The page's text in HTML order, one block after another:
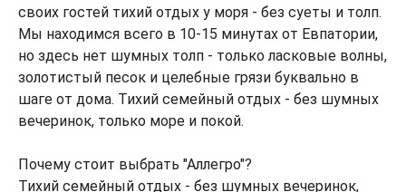
своих гостей тихий отдых у моря - без суеты и толп.
Мы находимся всего в 10-15 минутах от Евпатории,
но здесь нет шумных толп - только ласковые волны,
золотистый песок и целебные грязи буквально в
шаге от дома. Тихий семейный отдых - без шумных
вечеринок, только море и покой.
Почему стоит выбрать "Аллегро"?
Тихий семейный отдых - без шумных вечеринок,